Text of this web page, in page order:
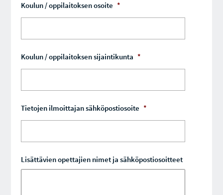
Koulun / oppilaitoksen osoite *
Koulun / oppilaitoksen sijaintikunta *
Tietojen ilmoittajan sähköpostiosoite *
Lisättävien opettajien nimet ja sähköpostiosoitteet